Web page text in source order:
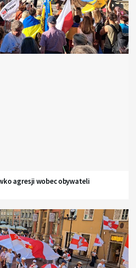
agresji wobec obywateli